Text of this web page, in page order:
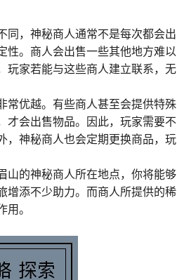
同，神秘商人通常不是每次都会出
性。商人会出售一些其他地方难以
玩家若能与这些商人建立联系，无
常优越。有些商人甚至会提供特殊
才会出售物品。因此，玩家需要不
，神秘商人也会定期更换商品，玩
山的神秘商人所在地点，你将能够
增添不少助力。而商人所提供的稀
。